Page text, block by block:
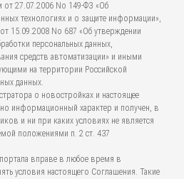
от 27.07.2006 No 149-ФЗ «Об
технологиях и о защите информации»,
15.09.2008 No 687 «Об утверждении
персональных данных,
средств автоматизации» и иными
на территории Российской
данных.
о новостройках и настоящее
информационный характер и получен, в
и ни при каких условиях не является
положениями п. 2 ст. 437
вправе в любое время в
условия настоящего Соглашения. Такие